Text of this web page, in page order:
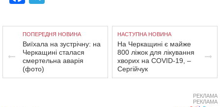
ПОПЕРЕДНЯ НОВИНА
Виїхала на зустрічну: на
Черкащині сталася
смертельна аварія
(фото)
НАСТУПНА НОВИНА
На Черкащині є майже
800 ліжок для лікування
хворих на COVID-19, –
Сергійчук
РЕКЛАМА
РЕКЛАМА